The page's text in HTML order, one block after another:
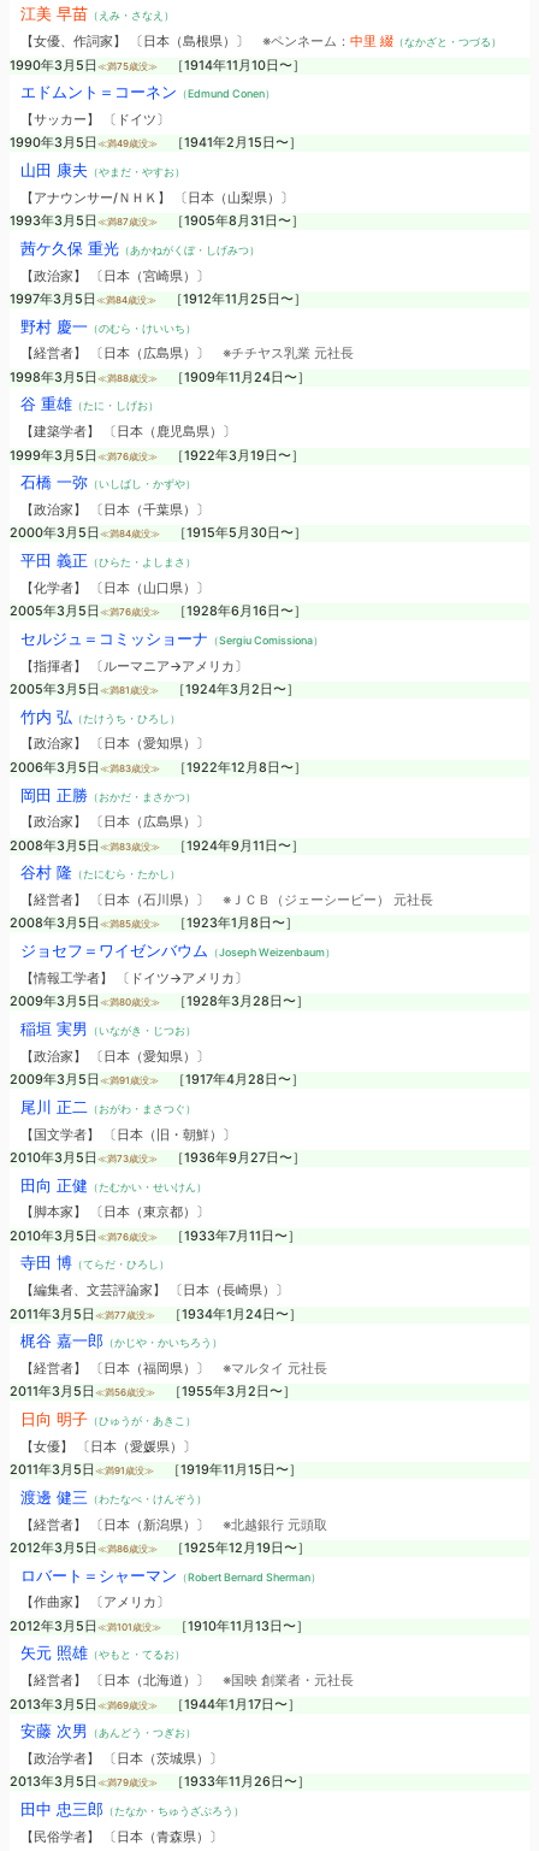
江美 早苗 （えみ・さなえ）
【女優、作詞家】 〔日本（島根県）〕 ※ペンネーム： 中里 綴（なかざと・つづる）
1990年3月5日 ≪満75歳没≫ ［1914年11月10日〜］
エドムント＝コーネン （Edmund Conen）
【サッカー】 〔ドイツ〕
1990年3月5日 ≪満49歳没≫ ［1941年2月15日〜］
山田 康夫 （やまだ・やすお）
【アナウンサー/ＮＨＫ】 〔日本（山梨県）〕
1993年3月5日 ≪満87歳没≫ ［1905年8月31日〜］
茜ケ久保 重光（あかねがくぼ・しげみつ）
【政治家】 〔日本（宮崎県）〕
1997年3月5日 ≪満84歳没≫ ［1912年11月25日〜］
野村 慶一（のむら・けいいち）
【経営者】 〔日本（広島県）〕 ※チチヤス乳業 元社長
1998年3月5日 ≪満88歳没≫ ［1909年11月24日〜］
谷 重雄（たに・しげお）
【建築学者】 〔日本（鹿児島県）〕
1999年3月5日 ≪満76歳没≫ ［1922年3月19日〜］
石橋 一弥（いしばし・かずや）
【政治家】 〔日本（千葉県）〕
2000年3月5日 ≪満84歳没≫ ［1915年5月30日〜］
平田 義正 （ひらた・よしまさ）
【化学者】 〔日本（山口県）〕
2005年3月5日 ≪満76歳没≫ ［1928年6月16日〜］
セルジュ＝コミッショーナ （Sergiu Comissiona）
【指揮者】 〔ルーマニア→アメリカ〕
2005年3月5日 ≪満81歳没≫ ［1924年3月2日〜］
竹内 弘 （たけうち・ひろし）
【政治家】 〔日本（愛知県）〕
2006年3月5日 ≪満83歳没≫ ［1922年12月8日〜］
岡田 正勝（おかだ・まさかつ）
【政治家】 〔日本（広島県）〕
2008年3月5日 ≪満83歳没≫ ［1924年9月11日〜］
谷村 隆（たにむら・たかし）
【経営者】 〔日本（石川県）〕 ※ＪＣＢ（ジェーシービー） 元社長
2008年3月5日 ≪満85歳没≫ ［1923年1月8日〜］
ジョセフ＝ワイゼンバウム （Joseph Weizenbaum）
【情報工学者】 〔ドイツ→アメリカ〕
2009年3月5日 ≪満80歳没≫ ［1928年3月28日〜］
稲垣 実男 （いながき・じつお）
【政治家】 〔日本（愛知県）〕
2009年3月5日 ≪満91歳没≫ ［1917年4月28日〜］
尾川 正二 （おがわ・まさつぐ）
【国文学者】 〔日本（旧・朝鮮）〕
2010年3月5日 ≪満73歳没≫ ［1936年9月27日〜］
田向 正健 （たむかい・せいけん）
【脚本家】 〔日本（東京都）〕
2010年3月5日 ≪満76歳没≫ ［1933年7月11日〜］
寺田 博（てらだ・ひろし）
【編集者、文芸評論家】 〔日本（長崎県）〕
2011年3月5日 ≪満77歳没≫ ［1934年1月24日〜］
梶谷 嘉一郎（かじや・かいちろう）
【経営者】 〔日本（福岡県）〕 ※マルタイ 元社長
2011年3月5日 ≪満56歳没≫ ［1955年3月2日〜］
日向 明子（ひゅうが・あきこ）
【女優】 〔日本（愛媛県）〕
2011年3月5日 ≪満91歳没≫ ［1919年11月15日〜］
渡邊 健三 （わたなべ・けんぞう）
【経営者】 〔日本（新潟県）〕 ※北越銀行 元頭取
2012年3月5日 ≪満86歳没≫ ［1925年12月19日〜］
ロバート＝シャーマン （Robert Bernard Sherman）
【作曲家】 〔アメリカ〕
2012年3月5日 ≪満101歳没≫ ［1910年11月13日〜］
矢元 照雄（やもと・てるお）
【経営者】 〔日本（北海道）〕 ※国映 創業者・元社長
2013年3月5日 ≪満69歳没≫ ［1944年1月17日〜］
安藤 次男 （あんどう・つぎお）
【政治学者】 〔日本（茨城県）〕
2013年3月5日 ≪満79歳没≫ ［1933年11月26日〜］
田中 忠三郎（たなか・ちゅうざぶろう）
【民俗学者】 〔日本（青森県）〕